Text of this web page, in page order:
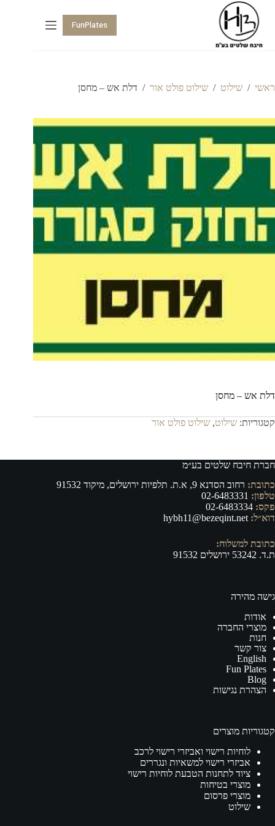
FunPlates
ראשי / שילוט / שילוט פולט אור / דלת אש – מחסן
דלת אש – מחסן
קטגוריות: שילוט, שילוט פולט אור
חברת חיבח שלטים בע״מ
כתובת: רחוב הסדנא 9, א.ת. תלפיות ירושלים, מיקוד 91532
טלפון: 02-6483331
פקס:
דוא״ל: hybh11@bezeqint.net
כתובת למשלוח:
ת.ד. 53242 ירושלים 91532
גישה מהירה
אודות
מוצרי החברה
חנות
צור קשר
English
Fun Plates
Blog
הצהרת נגישות
קטגוריות מוצרים
לוחיות רישוי ואביזרי רישוי לרכב
אביזרי רישוי למשאיות ונגררים
ציוד לתחנות הטבעת לוחיות רישוי
מוצרי בטיחות
מוצרי פרסום
שילוט